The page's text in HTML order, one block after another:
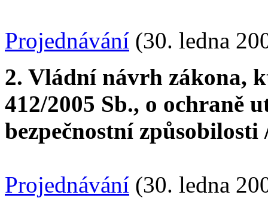
Projednávání (30. ledna
2. Vládní návrh zákona,
412/2005 Sb., o ochraně
bezpečnostní
Projednávání (30. ledna